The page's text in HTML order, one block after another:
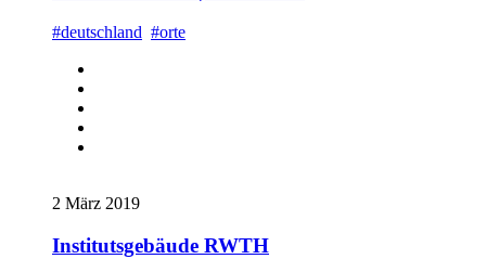
#deutschland #orte
2 März 2019
Institutsgebäude RWTH